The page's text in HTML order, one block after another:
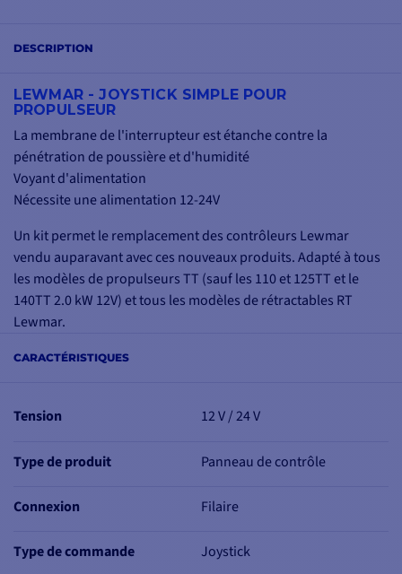
CARACTÉRISTIQUES
Tension 12 V / 24 V
Type de produit Panneau de contrôle
Connexion Filaire
Type de commande Joystick
DESCRIPTION
LEWMAR - JOYSTICK SIMPLE POUR
PROPULSEUR
La membrane de l'interrupteur est étanche contre la
pénétration de poussière et d'humidité
Voyant d'alimentation
Nécessite une alimentation 12-24V
Un kit permet le remplacement des contrôleurs Lewmar
vendu auparavant avec ces nouveaux produits. Adapté à tous
les modèles de propulseurs TT (sauf les 110 et 125TT et le
140TT 2.0 kW 12V) et tous les modèles de rétractables RT
Lewmar.